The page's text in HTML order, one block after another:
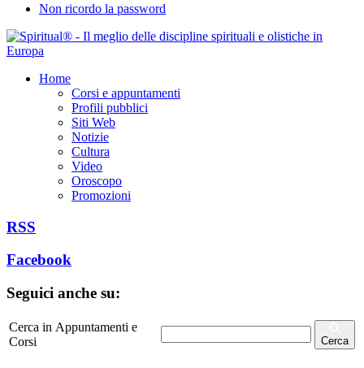
Non ricordo la password
Home
Corsi e appuntamenti
Profili pubblici
Siti Web
Notizie
Cultura
Video
Oroscopo
Promozioni
RSS
Facebook
Seguici anche su:
Cerca in Appuntamenti e
Corsi
Cerca